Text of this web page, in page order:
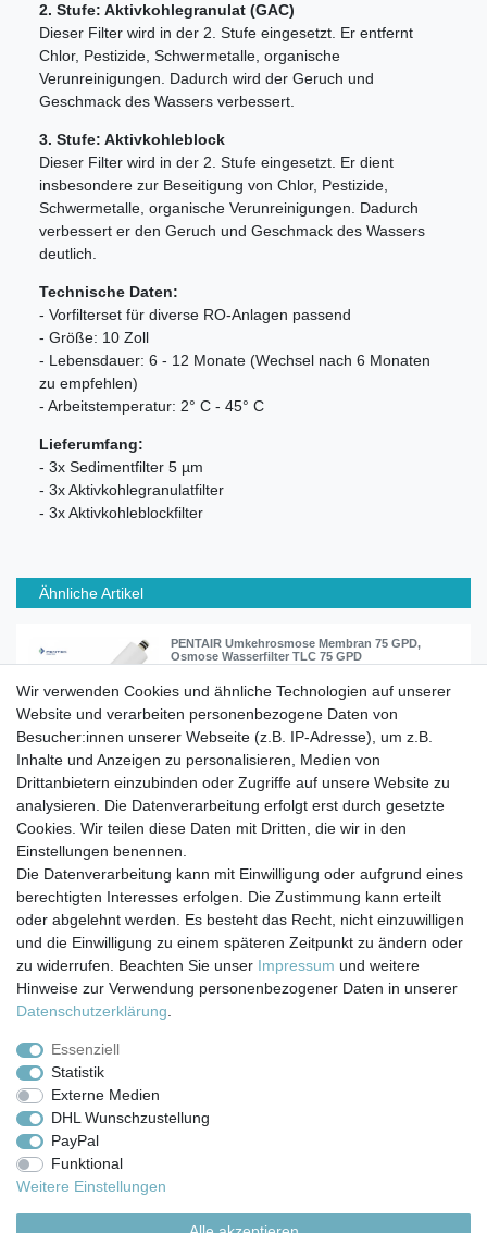
2. Stufe: Aktivkohlegranulat (GAC)
Dieser Filter wird in der 2. Stufe eingesetzt. Er entfernt
Chlor, Pestizide, Schwermetalle, organische
Verunreinigungen. Dadurch wird der Geruch und
Geschmack des Wassers verbessert.
3. Stufe: Aktivkohleblock
Dieser Filter wird in der 2. Stufe eingesetzt. Er dient
insbesondere zur Beseitigung von Chlor, Pestizide,
Schwermetalle, organische Verunreinigungen. Dadurch
verbessert er den Geruch und Geschmack des Wassers
deutlich.
Technische Daten:
- Vorfilterset für diverse RO-Anlagen passend
- Größe: 10 Zoll
- Lebensdauer: 6 - 12 Monate (Wechsel nach 6 Monaten
zu empfehlen)
- Arbeitstemperatur: 2° C - 45° C
Lieferumfang:
- 3x Sedimentfilter 5 µm
- 3x Aktivkohlegranulatfilter
- 3x Aktivkohleblockfilter
Ähnliche Artikel
PENTAIR Umkehrosmose Membran 75 GPD,
Osmose Wasserfilter TLC 75 GPD
39,90 € *
In den Warenkorb
*inkl. ges. MwSt.zzgl. Versandkosten
Impressum Daten­schutz­erklärung AGB
Barrierefreiheitserklärung Widerrufs­recht
Versand- & Zahlungsbedingungen
Wir verwenden Cookies und ähnliche Technologien auf unserer
Website und verarbeiten personenbezogene Daten von
Besucher:innen unserer Webseite (z.B. IP-Adresse), um z.B.
Inhalte und Anzeigen zu personalisieren, Medien von
Drittanbietern einzubinden oder Zugriffe auf unsere Website zu
analysieren. Die Datenverarbeitung erfolgt erst durch gesetzte
Cookies. Wir teilen diese Daten mit Dritten, die wir in den
Einstellungen benennen.
Die Datenverarbeitung kann mit Einwilligung oder aufgrund eines
berechtigten Interesses erfolgen. Die Zustimmung kann erteilt
oder abgelehnt werden. Es besteht das Recht, nicht einzuwilligen
und die Einwilligung zu einem späteren Zeitpunkt zu ändern oder
zu widerrufen. Beachten Sie unser Impressum und weitere
Hinweise zur Verwendung personenbezogener Daten in unserer
Daten­schutz­erklärung
Essenziell
Statistik
Externe Medien
DHL Wunschzustellung
PayPal
Funktional
Weitere Einstellungen